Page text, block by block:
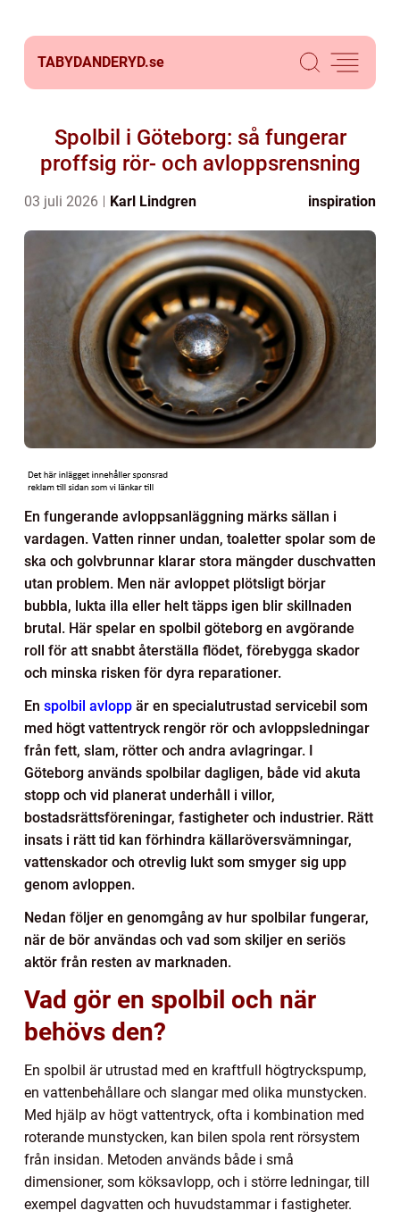
TABYDANDERYD.se
Spolbil i Göteborg: så fungerar
proffsig rör- och avloppsrensning
03 juli 2026 Karl Lindgren inspiration
En fungerande avloppsanläggning märks sällan i
vardagen. Vatten rinner undan, toaletter spolar som de
ska och golvbrunnar klarar stora mängder duschvatten
utan problem. Men när avloppet plötsligt börjar
bubbla, lukta illa eller helt täpps igen blir skillnaden
brutal. Här spelar en spolbil göteborg en avgörande
roll för att snabbt återställa flödet, förebygga skador
och minska risken för dyra reparationer.
En spolbil avlopp är en specialutrustad servicebil som
med högt vattentryck rengör rör och avloppsledningar
från fett, slam, rötter och andra avlagringar. I
Göteborg används spolbilar dagligen, både vid akuta
stopp och vid planerat underhåll i villor,
bostadsrättsföreningar, fastigheter och industrier. Rätt
insats i rätt tid kan förhindra källaröversvämningar,
vattenskador och otrevlig lukt som smyger sig upp
genom avloppen.
Nedan följer en genomgång av hur spolbilar fungerar,
när de bör användas och vad som skiljer en seriös
aktör från resten av marknaden.
Vad gör en spolbil och när
behövs den?
En spolbil är utrustad med en kraftfull högtryckspump,
en vattenbehållare och slangar med olika munstycken.
Med hjälp av högt vattentryck, ofta i kombination med
roterande munstycken, kan bilen spola rent rörsystem
från insidan. Metoden används både i små
dimensioner, som köksavlopp, och i större ledningar, till
exempel dagvatten och huvudstammar i fastigheter.